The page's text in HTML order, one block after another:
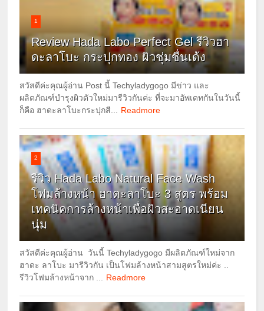
1
Review Hada Labo Perfect Gel รีวิวฮา
ดะลาโบะ กระปุกทอง ผิวชุ่มชื่นเด้ง
สวัสดีค่ะคุณผู้อ่าน Post นี้ Techyladygogo มีข่าว และ
ผลิตภัณฑ์บำรุงผิวตัวใหม่มารีวิวกันค่ะ ที่จะมาอัพเดทกันในวันนี้
ก็คือ ฮาดะลาโบะกระปุกสี...
Readmore
2
รีวิว Hada Labo Natural Face Wash
โฟมล้างหน้า ฮาดะลาโบะ 3 สูตร พร้อม
เทคนิคการล้างหน้าเพื่อผิวสะอาดเนียน
นุ่ม
สวัสดีค่ะคุณผู้อ่าน วันนี้ Techyladygogo มีผลิตภัณฑ์ใหม่จาก
ฮาดะ ลาโบะ มารีวิวกัน เป็นโฟมล้างหน้าสามสูตรใหม่ค่ะ ..
รีวิวโฟมล้างหน้าจาก ...
Readmore